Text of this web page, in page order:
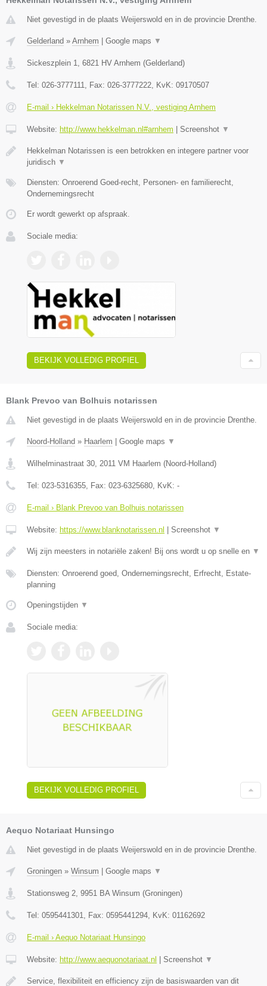
Niet gevestigd in de plaats Weijerswold en in de provincie Drenthe.
Gelderland » Arnhem Google maps ▼
Sickeszplein 1 6821 HV Arnhem (Gelderland)
Tel: 026-3777111 , Fax: 026-3777222 , KvK: 09170507
E-mail › Hekkelman Notarissen N.V., vestiging Arnhem
Website: http://www.hekkelman.nl#arnhem Screenshot ▼
Hekkelman Notarissen is een betrokken en integere partner voor
juridisch ▼
Diensten: Onroerend Goed-recht, Personen- en familierecht,
Ondernemingsrecht
Er wordt gewerkt op afspraak.
Sociale media:
BEKIJK VOLLEDIG PROFIEL
Blank Prevoo van Bolhuis notarissen
Niet gevestigd in de plaats Weijerswold en in de provincie Drenthe.
Noord-Holland » Haarlem Google maps ▼
Wilhelminastraat 30, 2011 VM Haarlem (Noord-Holland)
Tel: 023-5316355, Fax: 023-6325680, KvK: -
E-mail › Blank Prevoo van Bolhuis notarissen
Website: https://www.blanknotarissen.nl Screenshot ▼
Wij zijn meesters in notariële zaken! Bij ons wordt u op snelle en ▼
Diensten: Onroerend goed, Ondernemingsrecht, Erfrecht, Estate-
planning
Openingstijden ▼
Sociale media:
BEKIJK VOLLEDIG PROFIEL
Aequo Notariaat Hunsingo
Niet gevestigd in de plaats Weijerswold en in de provincie Drenthe.
Groningen » Winsum Google maps ▼
Stationsweg 2 9951 BA Winsum (Groningen)
Tel: 0595441301 , Fax: 0595441294 , KvK: 01162692
E-mail › Aequo Notariaat Hunsingo
Website: http://www.aequonotariaat.nl Screenshot ▼
Service, flexibiliteit en efficiency zijn de basiswaarden van dit